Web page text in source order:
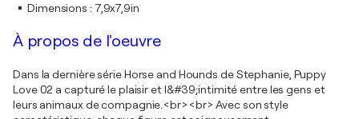
Dimensions : 7,9x7,9in
À propos de l'oeuvre
Dans la dernière série Horse and Hounds de Stephanie, Puppy
Love 02 a capturé le plaisir et l&#39;intimité entre les gens et
leurs animaux de compagnie.<br><br> Avec son style